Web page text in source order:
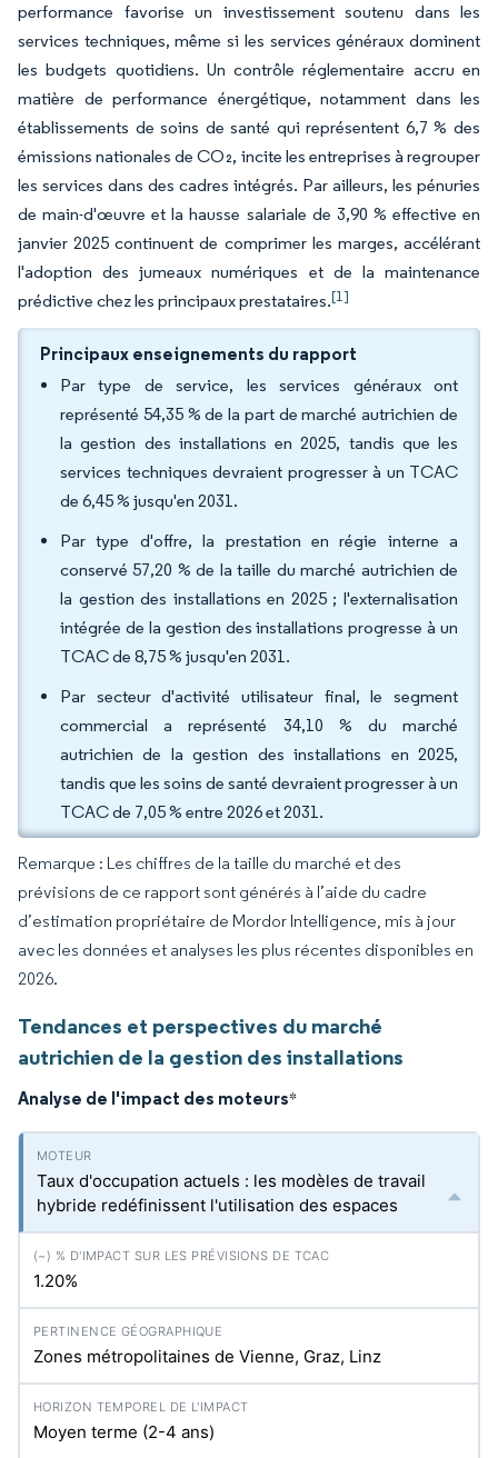
performance favorise un investissement soutenu dans les
services techniques, même si les services généraux dominent
les budgets quotidiens. Un contrôle réglementaire accru en
matière de performance énergétique, notamment dans les
établissements de soins de santé qui représentent 6,7 % des
émissions nationales de CO₂, incite les entreprises à regrouper
les services dans des cadres intégrés. Par ailleurs, les pénuries
de main-d'œuvre et la hausse salariale de 3,90 % effective en
janvier 2025 continuent de comprimer les marges, accélérant
l'adoption des jumeaux numériques et de la maintenance
prédictive chez les principaux prestataires.[1]
Principaux enseignements du rapport
Par type de service, les services généraux ont
représenté 54,35 % de la part de marché autrichien de
la gestion des installations en 2025, tandis que les
services techniques devraient progresser à un TCAC
de 6,45 % jusqu'en 2031.
Par type d'offre, la prestation en régie interne a
conservé 57,20 % de la taille du marché autrichien de
la gestion des installations en 2025 ; l'externalisation
intégrée de la gestion des installations progresse à un
TCAC de 8,75 % jusqu'en 2031.
Par secteur d'activité utilisateur final, le segment
commercial a représenté 34,10 % du marché
autrichien de la gestion des installations en 2025,
tandis que les soins de santé devraient progresser à un
TCAC de 7,05 % entre 2026 et 2031.
Remarque : Les chiffres de la taille du marché et des
prévisions de ce rapport sont générés à l’aide du cadre
d’estimation propriétaire de Mordor Intelligence, mis à jour
avec les données et analyses les plus récentes disponibles en
2026.
Tendances et perspectives du marché
autrichien de la gestion des installations
Analyse de l'impact des moteurs*
Taux d'occupation actuels : les modèles de travail
hybride redéfinissent l'utilisation des espaces
1.20%
Zones métropolitaines de Vienne, Graz, Linz
Moyen terme (2-4 ans)